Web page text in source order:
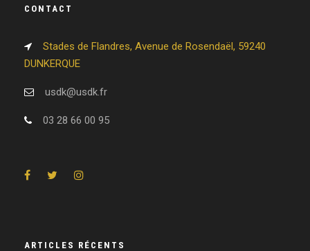
CONTACT
Stades de Flandres, Avenue de Rosendaël, 59240
DUNKERQUE
usdk@usdk.fr
03 28 66 00 95
ARTICLES RÉCENTS